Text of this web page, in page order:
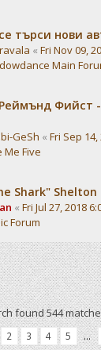
търси нови
« Fri Nov 09,
Main
Фийст
GeSh « Fri Sep 14,
Me Five
Shark" Shelton
« Fri Jul 27, 2018
Forum
found 544
2 3 4 5 …